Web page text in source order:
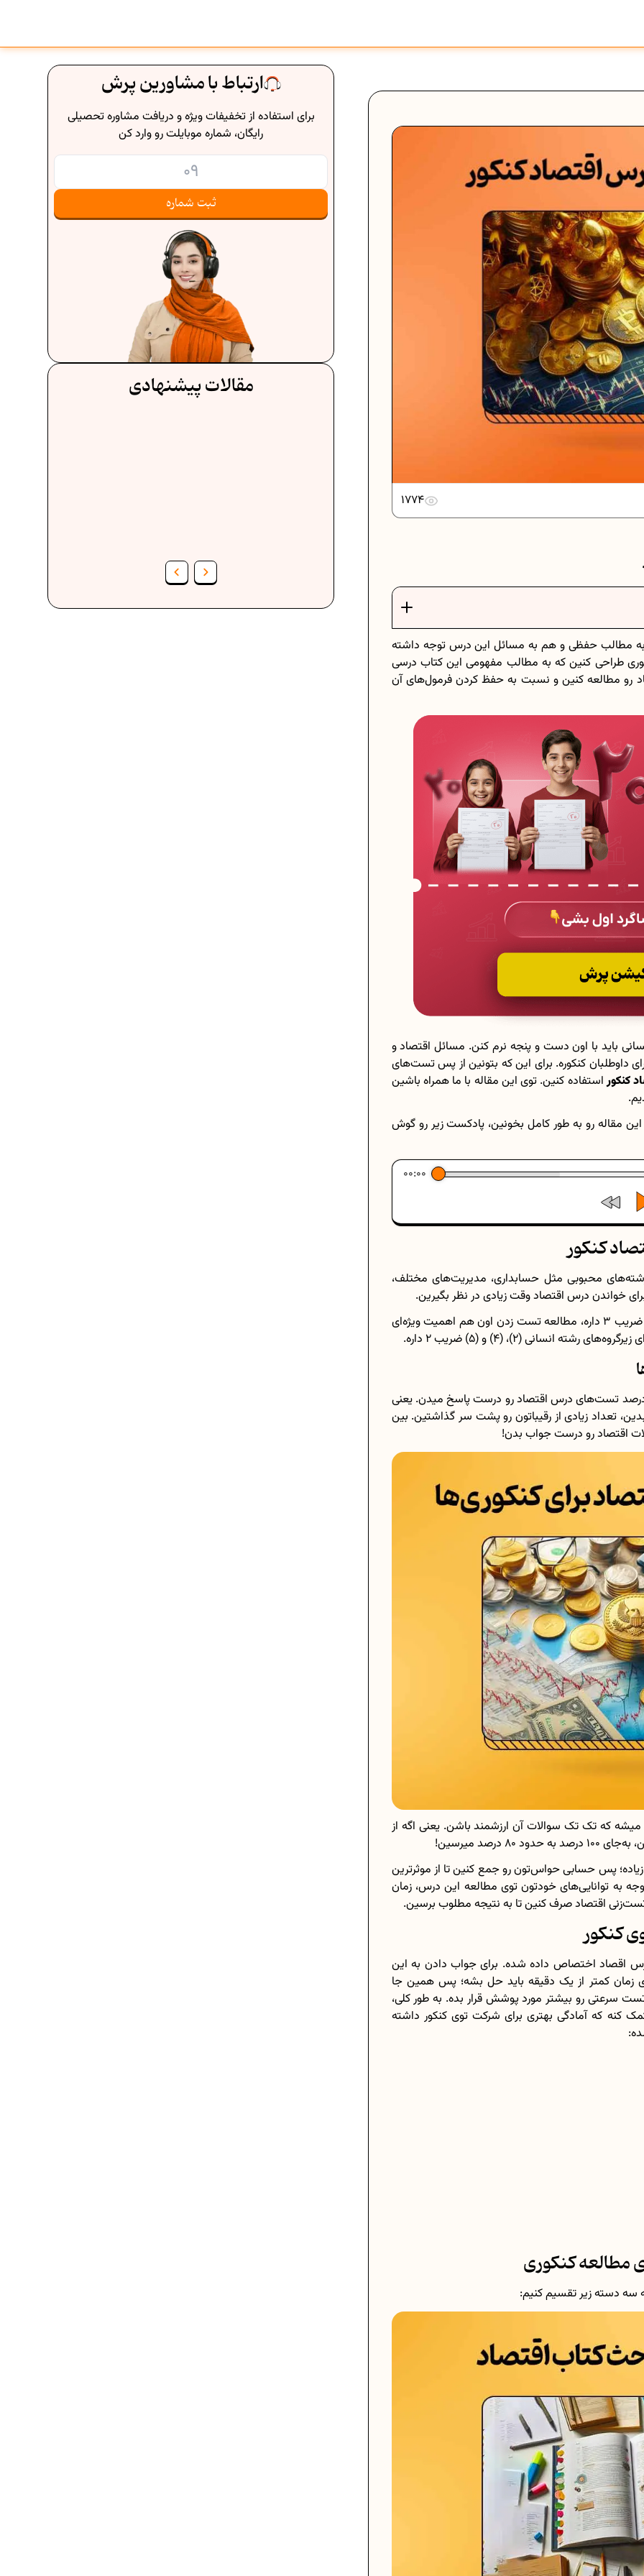
ارتباط با مشاورین پرش
برای استفاده از تخفیفات ویژه و دریافت مشاوره تحصیلی
رایگان، شماره موبایلت رو وارد کن
ثبت شماره
مقالات پیشنهادی
فرمول حجم اشکال هندسی در ریاضیات
برنامه‌ ریزی درسی هفتم
عادات افراد موفق
برنامه‌ ریزی درسی هشتم
دانلود رایگان نمونه سوالات امتحانی...
دانلود رایگان کتاب‌های دوازدهم...
اعداد صحیح، طبیعی و گویا چه اعدادی...
فرمول حجم اشکال هندسی در ریاضیات
برنامه‌ ریزی درسی هفتم
1774
مطالب حفظی و هم به مسائل این درس توجه داشته
طراحی کنین که به مطالب مفهومی این کتاب درسی
رو مطالعه کنین و نسبت به حفظ کردن فرمول‌های آن
باید با اون دست و پنجه نرم کنن. مسائل اقتصاد و
داوطلبان کنکوره. برای این که بتونین از پس تست‌های
کنکوراستفاده کنین. توی این مقاله با ما همراه باشین
مقاله رو به طور کامل بخونین، پادکست زیر رو گوش
00:00
کنکور
محبوبی مثل حسابداری، مدیریت‌های مختلف،
از اونجایی که تست‌های اقتصاد توی کنکور برای این افراد ضریب 3 داره، مطالعه تست زدن اون هم اهمیت ویژه‌‌ای
52 درصد از داوطلبان رشته انسانی، حدود 10 تا 40 درصد تست‌های درس اقتصاد رو درست پاسخ میدن. یعنی
تعداد زیادی از رقیباتون رو پشت سر گذاشتین. بین
که تک تک سوالات آن ارزشمند باشن. یعنی اگه از
پس حسابی حواس‌تون رو جمع کنین تا از موثرترین
به توانایی‌های خودتون توی مطالعه این درس، زمان
تست‌زنی اقتصاد صرف کنین تا به نتیجه مطلوب برسین.
کنکور
درس اقصاد اختصاص داده شده. برای جواب دادن به این
سوال توی زمان کمتر از یک دقیقه باید حل بشه؛ پس همین جا
سرعتی رو بیشتر مورد پوشش قرار بده. به طور کلی،
کنه که آمادگی بهتری برای شرکت توی کنکور داشته
مطالعه کنکوری
سه دسته زیر تقسیم کنیم: